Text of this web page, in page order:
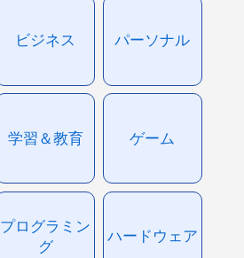
ビジネス パーソナル
学習＆教育 ゲーム
プログラミン
グ
ハードウェア